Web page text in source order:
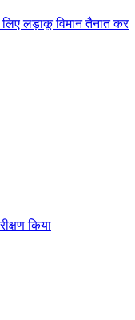
लड़ाकू विमान तैनात कर
किया